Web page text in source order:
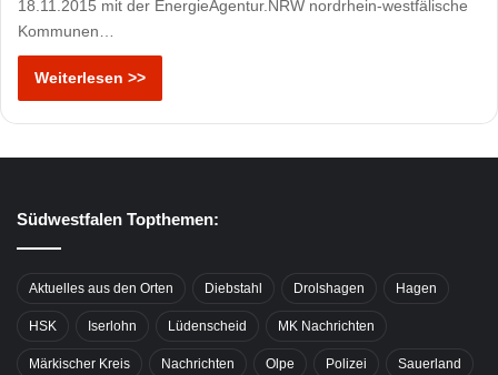
18.11.2015 mit der EnergieAgentur.NRW nordrhein-westfälische
Kommunen…
Weiterlesen >>
Südwestfalen Topthemen:
Aktuelles aus den Orten Diebstahl Drolshagen Hagen
HSK Iserlohn Lüdenscheid MK Nachrichten
Märkischer Kreis Nachrichten Olpe Polizei Sauerland